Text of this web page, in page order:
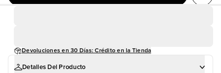
Devoluciones en 30 Días: Crédito en la Tienda
Detalles Del Producto